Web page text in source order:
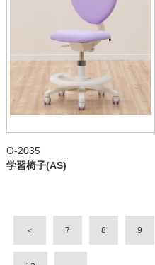
O-2035
学習椅子(AS)
＜ 7 8 9